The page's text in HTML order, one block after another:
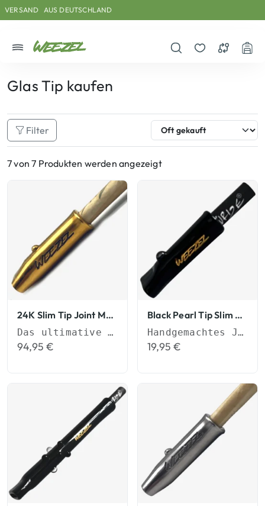
Skip to main content
Direkt zum Inhalt
Weiter zum Footer
VERSAND AUS DEUTSCHLAND
Glas Tip kaufen
Filter
7 von 7 Produkten werden angezeigt
24K Slim Tip Joint Mundstück
Das ultimative Upgrade für Deinen Genuss
94,95€
Black Pearl Tip Slim Tips
Handgemachtes Joint-Mundstück (6mm)
19,95€